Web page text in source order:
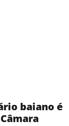
baiano é